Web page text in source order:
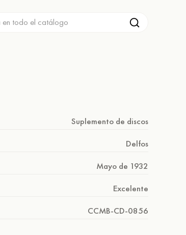
Suplemento de discos
Delfos
Mayo de 1932
Excelente
CCMB-CD-0856